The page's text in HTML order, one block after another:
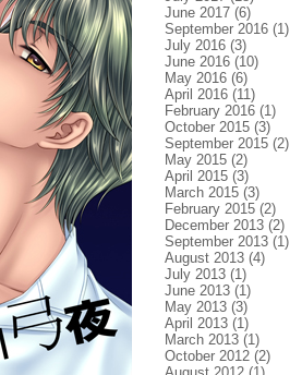
June 2017 (6)
September 2016 (1)
July 2016 (3)
June 2016 (10)
May 2016 (6)
April 2016 (11)
February 2016 (1)
October 2015 (3)
September 2015 (2)
May 2015 (2)
April 2015 (3)
March 2015 (3)
February 2015 (2)
December 2013 (2)
September 2013 (1)
August 2013 (4)
July 2013 (1)
June 2013 (1)
May 2013 (3)
April 2013 (1)
March 2013 (1)
October 2012 (2)